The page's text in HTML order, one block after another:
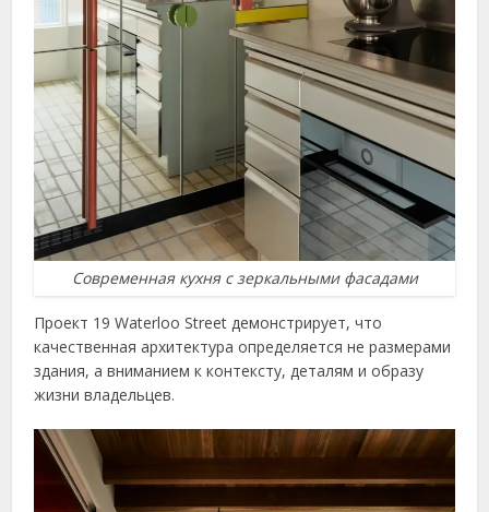
Современная кухня с зеркальными фасадами
Проект 19 Waterloo Street демонстрирует, что
качественная архитектура определяется не размерами
здания, а вниманием к контексту, деталям и образу
жизни владельцев.